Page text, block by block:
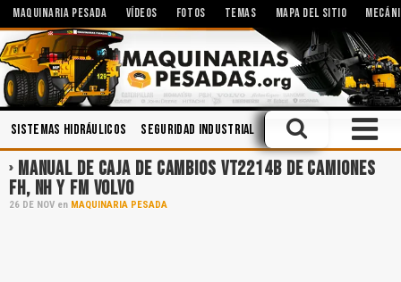
MAQUINARIA PESADA VÍDEOS FOTOS TEMAS MAPA DEL SITIO
Sistemas Hidráulicos Seguridad Industrial Manejo Defensivo
MANUAL DE CAJA DE CAMBIOS VT2214B DE CAMIONES
FH, NH Y FM VOLVO
26 DE NOV en MAQUINARIA PESADA